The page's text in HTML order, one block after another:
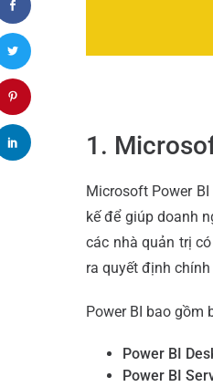
1.
Microsoft Power
kế để giúp doanh
các nhà quản trị
ra quyết định
Power BI bao gồm
Power BI
Power BI